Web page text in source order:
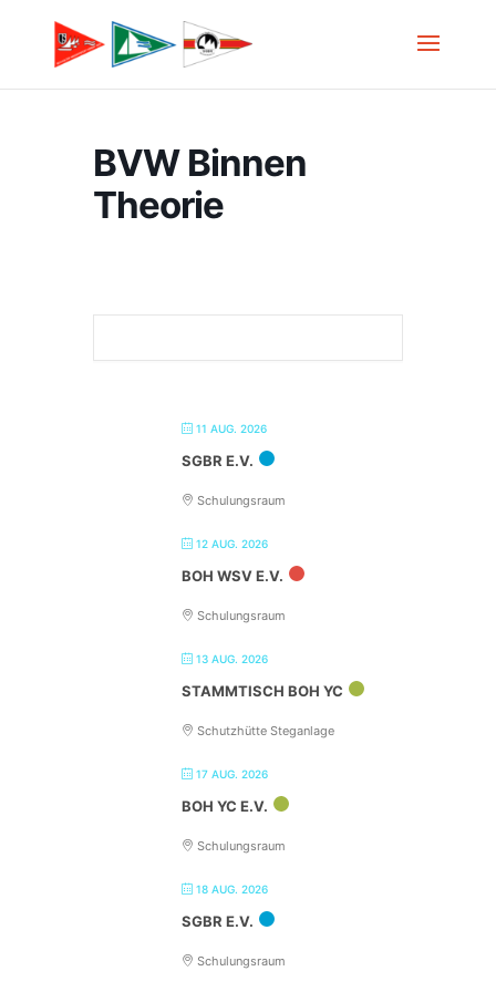
BVW Binnen
Theorie
11 AUG. 2026
SGBR E.V.
Schulungsraum
12 AUG. 2026
BOH WSV E.V.
Schulungsraum
13 AUG. 2026
STAMMTISCH BOH YC
Schutzhütte Steganlage
17 AUG. 2026
BOH YC E.V.
Schulungsraum
18 AUG. 2026
SGBR E.V.
Schulungsraum